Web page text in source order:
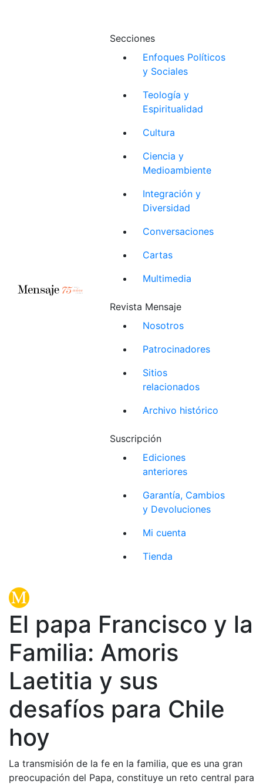
Secciones
Enfoques Políticos
y Sociales
Teología y
Espiritualidad
Cultura
Ciencia y
Medioambiente
Integración y
Diversidad
Conversaciones
Cartas
Multimedia
Revista Mensaje
Nosotros
Patrocinadores
Sitios
relacionados
Archivo histórico
Suscripción
Ediciones
anteriores
Garantía, Cambios
y Devoluciones
Mi cuenta
Tienda
El papa Francisco y la
Familia: Amoris
Laetitia y sus
desafíos para Chile
hoy
La transmisión de la fe en la familia, que es una gran
preocupación del Papa, constituye un reto central para